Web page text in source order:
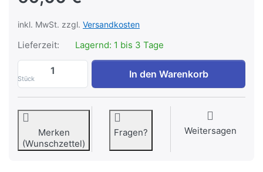
inkl. MwSt. zzgl. Versandkosten
Lieferzeit: Lagernd: 1 bis 3 Tage
Stück
Distel Verschluss TAGLO-00087 zu
In den Warenkorb
Merken
(Wunschzettel)
Fragen? Weitersagen